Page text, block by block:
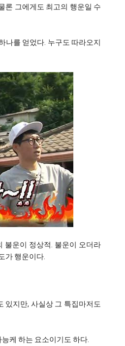
론 그에게도 최고의 행운일 수
나를 얻었다. 누구도 따라오지
불운이 정상적. 불운이 오더라
가 행운이다.
있지만, 사실상 그 특집마저도
케 하는 요소이기도 하다.